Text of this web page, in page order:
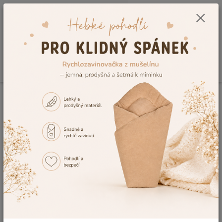
0,00 Kč
Kojenecké a dětské oblečení Dětské zimní oblečení
Zimní
Dětské kabátky pro miminka a
kojenecké zimní kabátky
Z nabídky eshopuDětský Svět
nyní můžete vybírat také kvalitní
dětské zimní kabátky pro miminka. Přímo v našich dílnách vyrábíme
kojenecké zimní kabátky
z měkoučké chlupaté lamí vlny, která je
podšitá neméně příjemným
bavlněným makemv barvě kabátku.